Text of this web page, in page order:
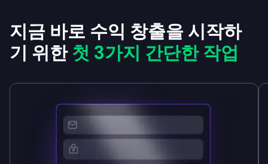
지금 바로 수익 창출을 시작하
기 위한첫 3가지 간단한 작업